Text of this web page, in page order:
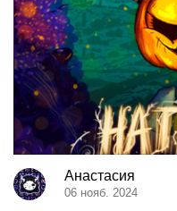
Анастасия
06 нояб. 2024